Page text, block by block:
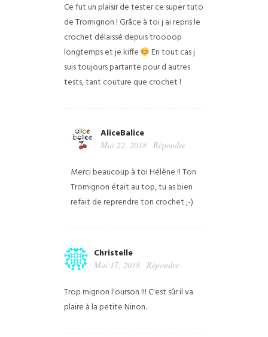
Ce fut un plaisir de tester ce super tuto
de Tromignon ! Grâce à toi j ai repris le
crochet délaissé depuis troooop
longtemps et je kiffe
En tout cas j
suis toujours partante pour d autres
tests, tant couture que crochet !
AliceBalice
Mai 22, 2018 Répondre
Merci beaucoup à toi Hélène !! Ton
Tromignon était au top, tu as bien
refait de reprendre ton crochet ;-)
Christelle
Mai 17, 2018 Répondre
Trop mignon l'ourson !!! C'est sûr il va
plaire à la petite Ninon.